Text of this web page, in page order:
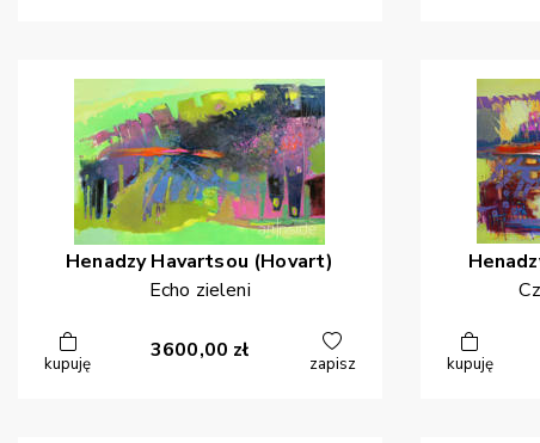
Henadzy Havartsou (Hovart)
Echo zieleni
kupuję
3600,00 zł
zapisz kupuję